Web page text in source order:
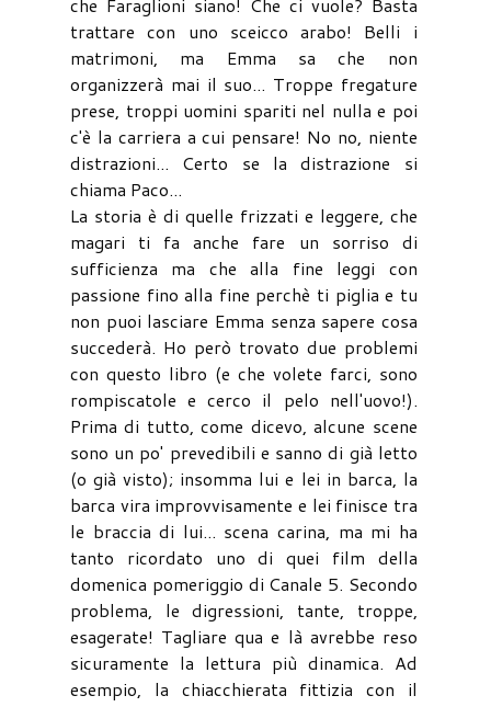
trattare con uno sceicco arabo! Belli i
matrimoni, ma Emma sa che non
organizzerà mai il suo... Troppe fregature
prese, troppi uomini spariti nel nulla e poi
c'è la carriera a cui pensare! No no, niente
distrazioni... Certo se la distrazione si
chiama Paco...
La storia è di quelle frizzati e leggere, che
magari ti fa anche fare un sorriso di
sufficienza ma che alla fine leggi con
passione fino alla fine perchè ti piglia e tu
non puoi lasciare Emma senza sapere cosa
succederà. Ho però trovato due problemi
con questo libro (e che volete farci, sono
rompiscatole e cerco il pelo nell'uovo!).
Prima di tutto, come dicevo, alcune scene
sono un po' prevedibili e sanno di già letto
(o già visto); insomma lui e lei in barca, la
barca vira improvvisamente e lei finisce tra
le braccia di lui... scena carina, ma mi ha
tanto ricordato uno di quei film della
domenica pomeriggio di Canale 5. Secondo
problema, le digressioni, tante, troppe,
esagerate! Tagliare qua e là avrebbe reso
sicuramente la lettura più dinamica. Ad
esempio, la chiacchierata fittizia con il